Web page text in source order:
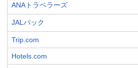
ANAトラベラーズ
JALパック
Trip.com
Hotels.com